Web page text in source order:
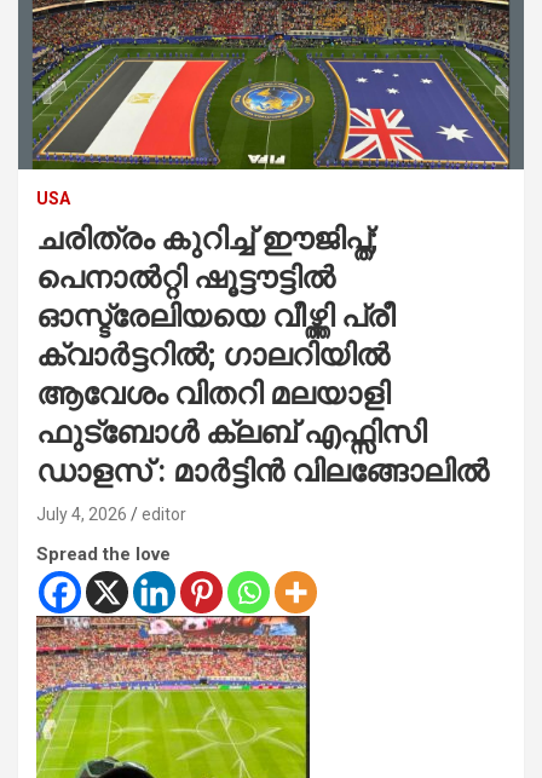
USA
ചരിത്രം കുറിച്ച് ഈജിപ്ത്;
പെനാൽറ്റി ഷൂട്ടൗട്ടിൽ
ഓസ്ട്രേലിയയെ വീഴ്ത്തി പ്രീ
ക്വാർട്ടറിൽ; ഗാലറിയിൽ
ആവേശം വിതറി മലയാളി
ഫുട്ബോൾ ക്ലബ് എഫ്സിസി
ഡാളസ് : മാർട്ടിൻ വിലങ്ങോലിൽ
July 4, 2026 editor
Spread the love